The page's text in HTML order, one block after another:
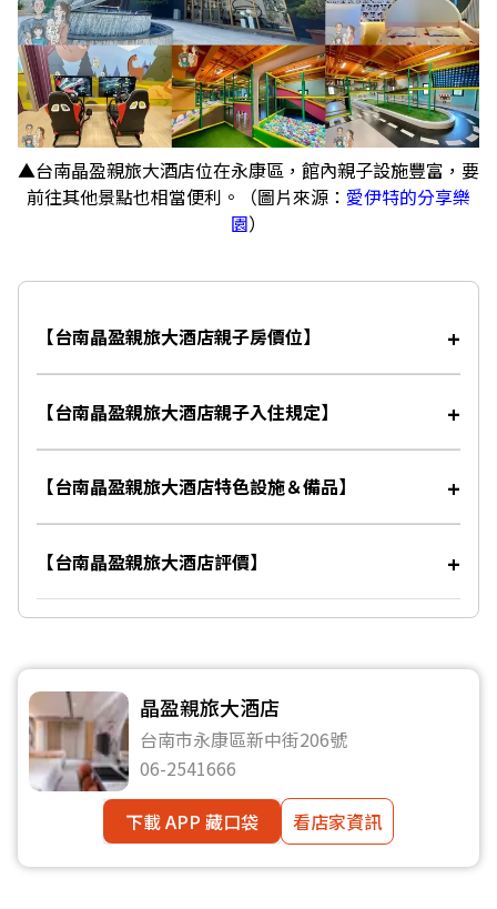
▲台南晶盈親旅大酒店位在永康區，館內親子設施豐富，要
前往其他景點也相當便利。（圖片來源： 愛伊特的分享樂
園）
【台南晶盈親旅大酒店親子房價位】
【台南晶盈親旅大酒店親子入住規定】
【台南晶盈親旅大酒店特色設施＆備品】
【台南晶盈親旅大酒店評價】
晶盈親旅大酒店
台南市永康區新中街206號
06-2541666
下載 APP 藏口袋
看店家資訊